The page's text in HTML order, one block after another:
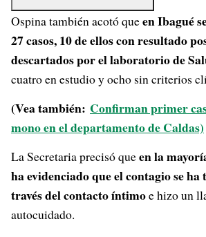
Ospina también acotó queen Ibagué
27 casos, 10 de ellos con resultado
descartados por el laboratorio de
cuatro en estudio y ocho sin criterios
(Vea también: Confirman primer
mono en el departamento de Caldas)
La Secretaria precisó queen la
ha evidenciado que el contagio se
través del contacto íntimoe hizo un
autocuidado.